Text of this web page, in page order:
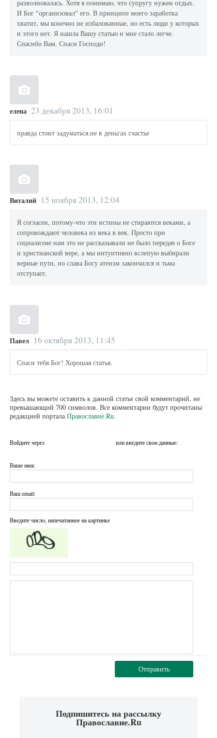
разволновалась. Хотя я понимаю, что супругу нужен отдых.
И Бог "организовал" его. В принципе моего заработка
хватит, мы конечно не избалованные, но есть люди у которых
и этого нет. Я нашла Вашу статью и мне стало легче.
Спасибо Вам. Спаси Господи!
елена 23 декабря 2013, 16:01
правда стоит задуматься.не в деньгах счастье
Виталий 15 ноября 2013, 12:04
Я согласен, потому-что эти истины не стираются веками, а
сопровождают человека из века в век. Просто при
социализме нам это не рассказывали не было передач о Боге
и христианской вере, а мы интуитивно вслепую выбирали
верные пути, но слава Богу атеизм закончился и тьма
отступает.
Павел 16 октября 2013, 11:45
Спаси тебя Бог! Хорошая статья.
Здесь вы можете оставить к данной статье свой комментарий, не
превышающий 700 символов. Все комментарии будут прочитаны
редакцией портала Православие.Ru.
Войдите через или введите свои данные:
Ваше имя:
Ваш email:
Введите число, напечатанное на картинке
Отправить
Подпишитесь на рассылку
Православие.Ru